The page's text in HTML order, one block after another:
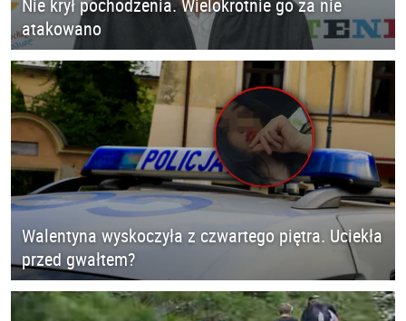
Nie krył pochodzenia. Wielokrotnie go za nie
atakowano
Walentyna wyskoczyła z czwartego piętra. Uciekła
przed gwałtem?